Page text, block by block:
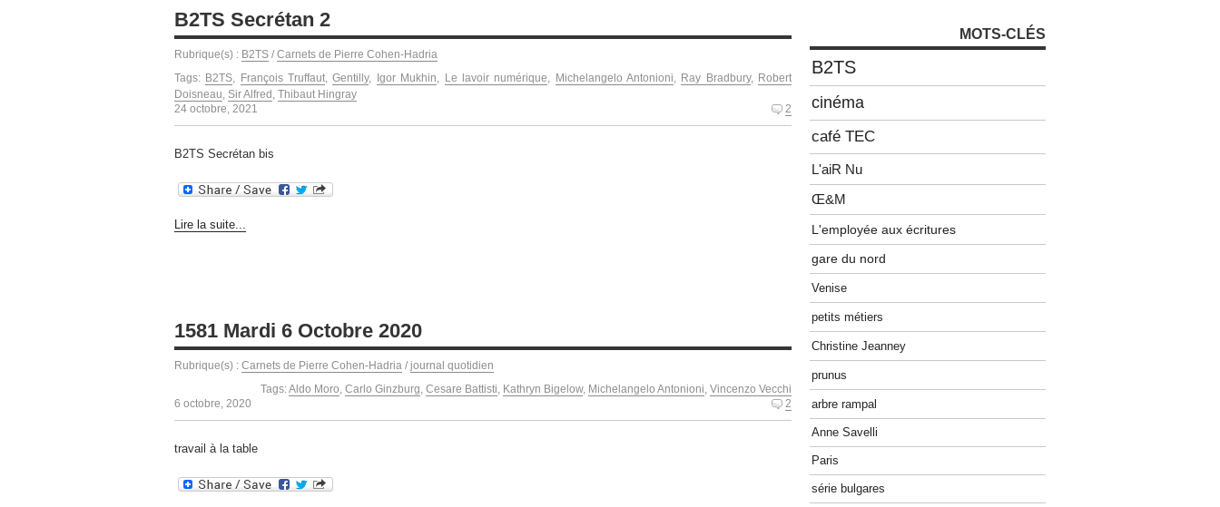
B2TS Secrétan 2
Rubrique(s) : B2TS / Carnets de Pierre Cohen-Hadria
Tags: B2TS, François Truffaut,Gentilly, Igor Mukhin, Le lavoir numérique, Michelangelo Antonioni, Ray Bradbury, Robert
Doisneau, Sir Alfred , Thibaut Hingray
24 octobre, 2021
2
B2TS Secrétan bis
Lire la suite...
1581 Mardi 6 Octobre 2020
Rubrique(s) : Carnets de Pierre Cohen-Hadria / journal quotidien
Tags:Aldo Moro Carlo Ginzburg Cesare Battisti Kathryn Bigelow, Michelangelo Antonioni Vincenzo Vecchi
6 octobre, 2020
2
travail à la table
MOTS-CLÉS
B2TS
cinéma
café TEC
L'aiR Nu
Œ&M
L'employée aux écritures
gare du nord
Venise
petits métiers
Christine Jeanney
prunus
arbre rampal
Anne Savelli
Paris
série bulgares